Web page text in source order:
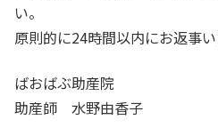
い。
原則的に24時間以内にお返事い
ばおばぶ助産院
助産師 水野由香子